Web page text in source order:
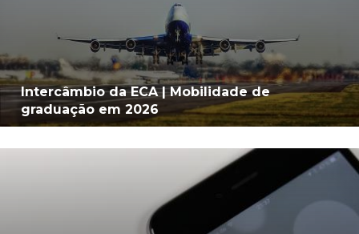
Intercâmbio da ECA | Mobilidade de
graduação em 2026